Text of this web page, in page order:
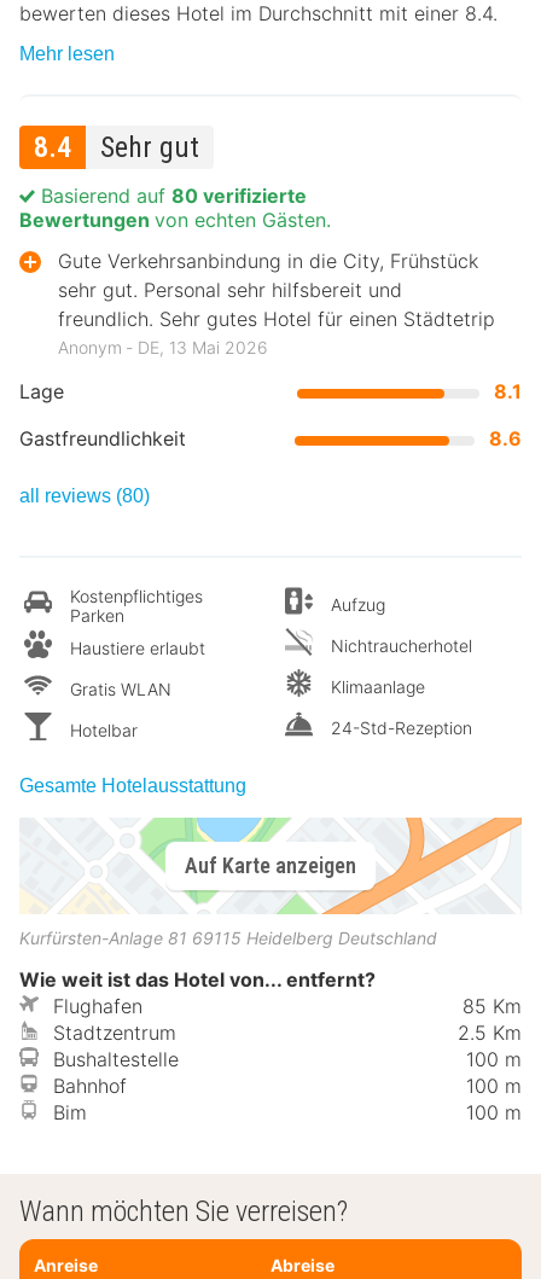
bewerten dieses Hotel im Durchschnitt mit einer 8.4.
Mehr lesen
8.4 Sehr gut
Lage
8.1
Gastfreundlichkeit
8.6
Basierend auf 80 verifizierte
Bewertungen von echten Gästen.
Gute Verkehrsanbindung in die City, Frühstück
sehr gut. Personal sehr hilfsbereit und
freundlich. Sehr gutes Hotel für einen Städtetrip
Anonym ‐ DE, 13 Mai 2026
all reviews (80)
Kostenpflichtiges
Parken
Haustiere erlaubt
Gratis WLAN
Hotelbar
Aufzug
Nichtraucherhotel
Klimaanlage
24-Std-Rezeption
Gesamte Hotelausstattung
Auf Karte anzeigen
Kurfürsten-Anlage 81 69115 Heidelberg Deutschland
Wie weit ist das Hotel von... entfernt?
Flughafen
85 Km
Stadtzentrum
2.5 Km
Bushaltestelle
100 m
Bahnhof
100 m
Bim
100 m
Wann möchten Sie verreisen?
Anreise Abreise